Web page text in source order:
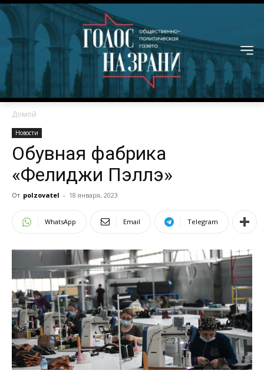
Домой
Новости
Обувная фабрика
«Фелиджи Пэллэ»
От polzovatel - 18 января, 2023
WhatsApp Email Telegram